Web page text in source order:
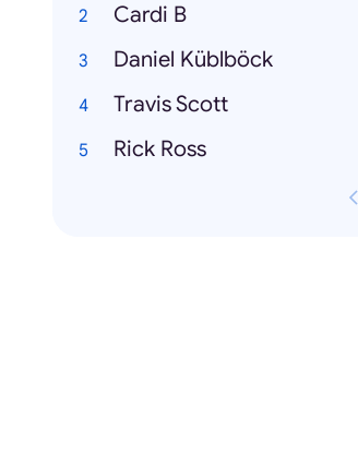
Cardi B
Daniel Küblböck
Travis Scott
Rick Ross